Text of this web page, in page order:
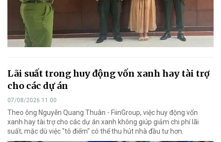
Lãi suất trong huy động vốn xanh hay tài trợ
cho các dự án
07/08/2026 11:00
Theo ông Nguyễn Quang Thuân - FiinGroup, việc huy động vốn
xanh hay tài trợ cho các dự án xanh không giúp giảm chi phí lãi
suất; mặc dù việc "tô điểm" có thể thu hút nhà đầu tư hơn.